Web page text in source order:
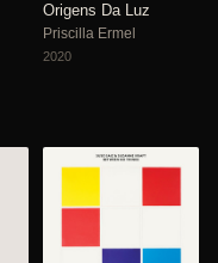
Origens Da Luz
Priscilla Ermel
2020